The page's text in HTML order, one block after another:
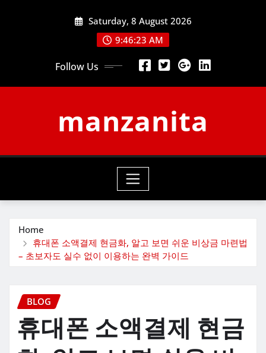
Saturday, 8 August 2026
9:46:24 AM
Follow Us
manzanita
Home
휴대폰 소액결제 현금화, 알고 보면 쉬운 비상금 마련법
– 초보자도 실수 없이 이용하는 완벽 가이드
BLOG
휴대폰 소액결제 현금